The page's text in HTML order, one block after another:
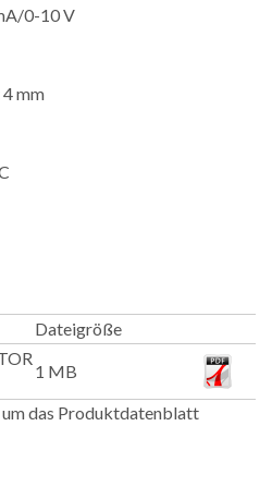
0-10 V
mm
Dateigröße
1 MB
um das Produktdatenblatt